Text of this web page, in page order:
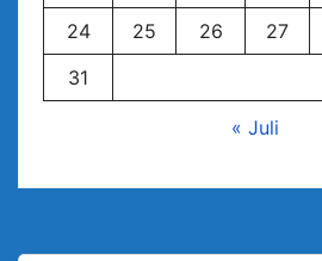
24
25 26 27
31
« Juli